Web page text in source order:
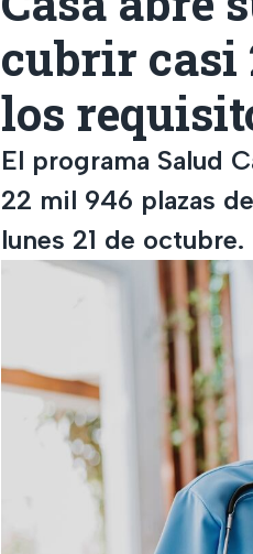
cubrir casi
los
El programa Salud
22 mil 946 plazas
lunes 21 de octubre.